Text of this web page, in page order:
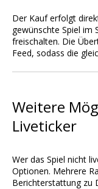
Der Kauf erfolgt
gewünschte Spiel im
freischalten. Die
Feed, sodass die
Weitere
Liveticker
Wer das Spiel nicht
Optionen. Mehrere
Berichterstattung zu